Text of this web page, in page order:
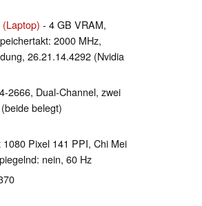
- 4 GB VRAM,
2000 MHz,
26.21.14.4292 (Nvidia
2666, Dual-Channel, zwei
belegt)
Pixel 141 PPI, Chi Mei
nein, 60 Hz